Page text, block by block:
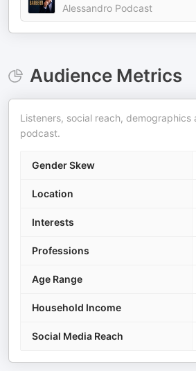
Alessandro Podcast
Audience Metrics
Listeners, social reach, demographics
podcast.
Gender Skew
Location
Interests
Professions
Age Range
Household Income
Social Media Reach